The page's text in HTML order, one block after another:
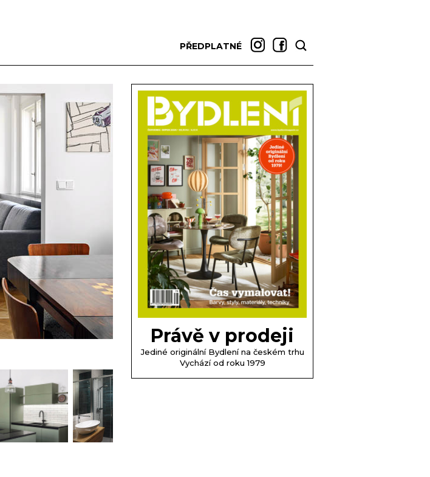
PŘEDPLATNÉ
Právě v prodeji
Jediné originální Bydlení na českém trhu
Vychází od roku 1979